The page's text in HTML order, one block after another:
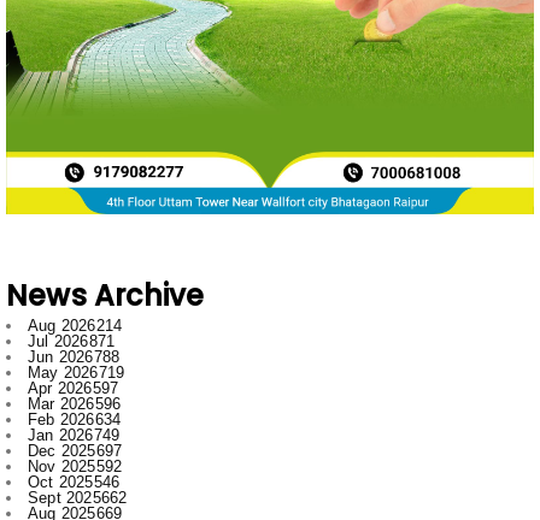
News Archive
Jun 2026
788
May 2026719
Apr 2026597
Mar 2026596
Feb 2026634
Jan 2026749
Dec 2025697
Nov 2025592
Oct 2025546
Sept 2025662
Aug 2025669
Jul 2025776
Jun 2025958
May 2025996
Apr 2025918